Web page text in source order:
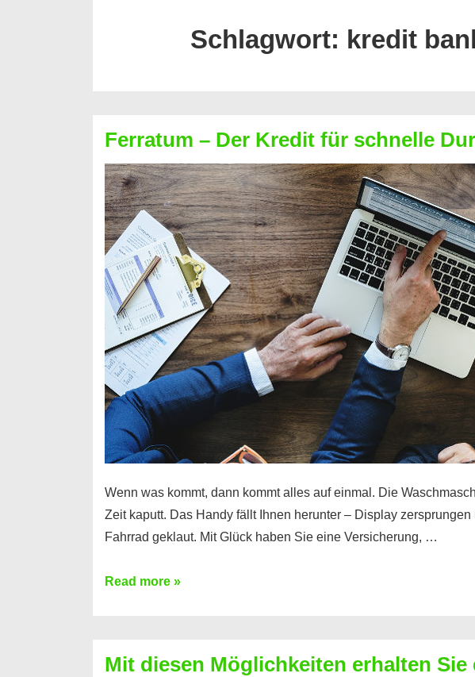
Schlagwort: kredit
Ferratum – Der Kredit für schnelle
Wenn was kommt, dann kommt alles auf einmal. Die
Zeit kaputt. Das Handy fällt Ihnen herunter – Display
Fahrrad geklaut. Mit Glück haben Sie eine Versicherung, …
Ferratum
für
Read more »
Mit diesen Möglichkeiten erhalten